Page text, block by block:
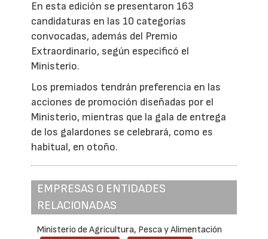
En esta edición se presentaron 163
candidaturas en las 10 categorías
convocadas, además del Premio
Extraordinario, según especificó el
Ministerio.
Los premiados tendrán preferencia en las
acciones de promoción diseñadas por el
Ministerio, mientras que la gala de entrega
de los galardones se celebrará, como es
habitual, en otoño.
EMPRESAS O ENTIDADES
RELACIONADAS
Ministerio de Agricultura, Pesca y Alimentación